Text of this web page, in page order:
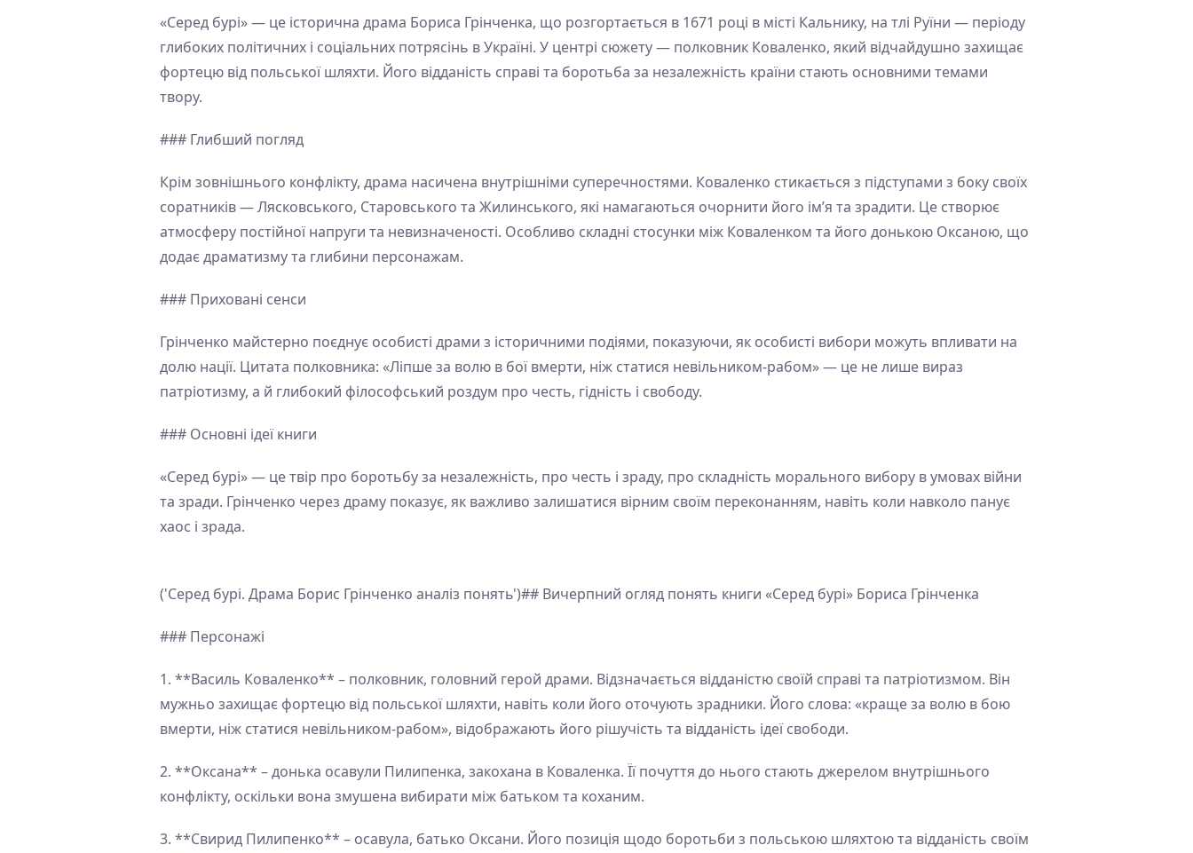
«Серед бурі» — це історична драма Бориса Грінченка, що розгортається в 1671 році в місті Кальнику, на тлі Руїни — періоду
глибоких політичних і соціальних потрясінь в Україні. У центрі сюжету — полковник Коваленко, який відчайдушно захищає
фортецю від польської шляхти. Його відданість справі та боротьба за незалежність країни стають основними темами
твору.
### Глибший погляд
Крім зовнішнього конфлікту, драма насичена внутрішніми суперечностями. Коваленко стикається з підступами з боку своїх
соратників — Лясковського, Старовського та Жилинського, які намагаються очорнити його ім’я та зрадити. Це створює
атмосферу постійної напруги та невизначеності. Особливо складні стосунки між Коваленком та його донькою Оксаною, що
додає драматизму та глибини персонажам.
### Приховані сенси
Грінченко майстерно поєднує особисті драми з історичними подіями, показуючи, як особисті вибори можуть впливати на
долю нації. Цитата полковника: «Ліпше за волю в бої вмерти, ніж статися невільником-рабом» — це не лише вираз
патріотизму, а й глибокий філософський роздум про честь, гідність і свободу.
### Основні ідеї книги
«Серед бурі» — це твір про боротьбу за незалежність, про честь і зраду, про складність морального вибору в умовах війни
та зради. Грінченко через драму показує, як важливо залишатися вірним своїм переконанням, навіть коли навколо панує
хаос і зрада.
('Серед бурі. Драма Борис Грінченко аналіз понять')## Вичерпний огляд понять книги «Серед бурі» Бориса Грінченка
### Персонажі
1. **Василь Коваленко** – полковник, головний герой драми. Відзначається відданістю своїй справі та патріотизмом. Він
мужньо захищає фортецю від польської шляхти, навіть коли його оточують зрадники. Його слова: «краще за волю в бою
вмерти, ніж статися невільником-рабом», відображають його рішучість та відданість ідеї свободи.
2. **Оксана** – донька осавули Пилипенка, закохана в Коваленка. Її почуття до нього стають джерелом внутрішнього
конфлікту, оскільки вона змушена вибирати між батьком та коханим.
3. **Свирид Пилипенко** – осавула, батько Оксани. Його позиція щодо боротьби з польською шляхтою та відданість своїм